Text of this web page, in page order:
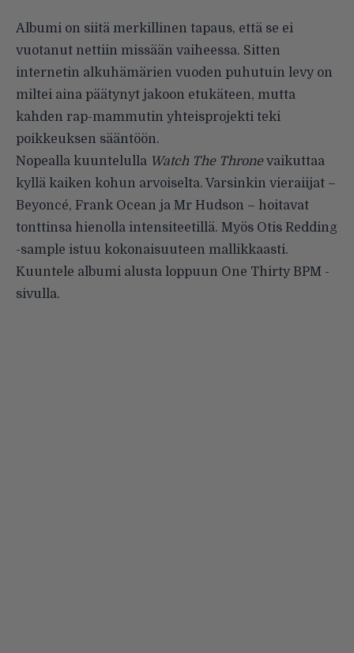
Albumi on siitä merkillinen tapaus, että se ei
vuotanut nettiin missään vaiheessa. Sitten
internetin alkuhämärien vuoden puhutuin levy on
miltei aina päätynyt jakoon etukäteen, mutta
kahden rap-mammutin yhteisprojekti teki
poikkeuksen sääntöön.
Nopealla kuuntelulla Watch The Thronevaikuttaa
kyllä kaiken kohun arvoiselta. Varsinkin vieraiijat –
Beyoncé, Frank Ocean ja Mr Hudson – hoitavat
tonttinsa hienolla intensiteetillä. Myös Otis Redding
-sample istuu kokonaisuuteen mallikkaasti.
Kuuntele albumi alusta loppuun One Thirty BPM -
sivulla.